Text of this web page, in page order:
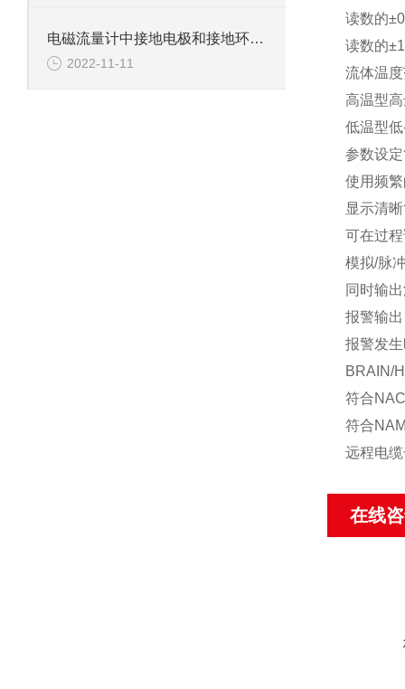
电磁流量计中接地电极和接地环的区分
2022-11-11
读数的
读数的
流体温
高温型
低温型
参数设
使用频
显示清
可在过
模拟/脉
同时输
报警输出
报警发
BRAIN/
符合
符合
远程电
在线